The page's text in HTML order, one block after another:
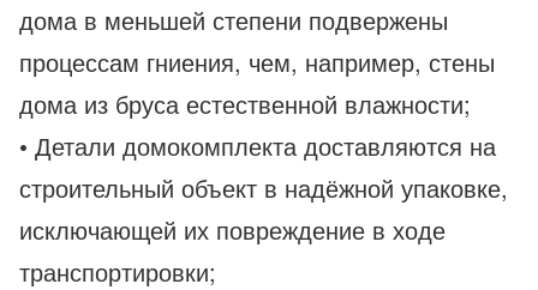
дома в меньшей степени подвержены
процессам гниения, чем, например, стены
дома из бруса естественной влажности;
• Детали домокомплекта доставляются на
строительный объект в надёжной упаковке,
исключающей их повреждение в ходе
транспортировки;